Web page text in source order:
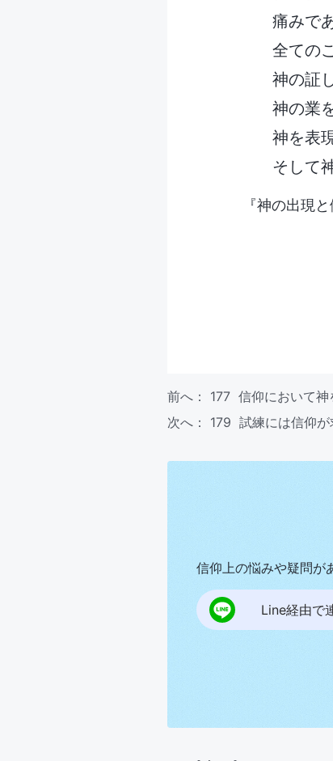
痛みで
全ての
神の証
神の業
神を表
そして
『神の出現
前へ： 177 信仰において神
次へ： 179 試練には信仰が
信仰上の悩みや疑問が
Line経由で